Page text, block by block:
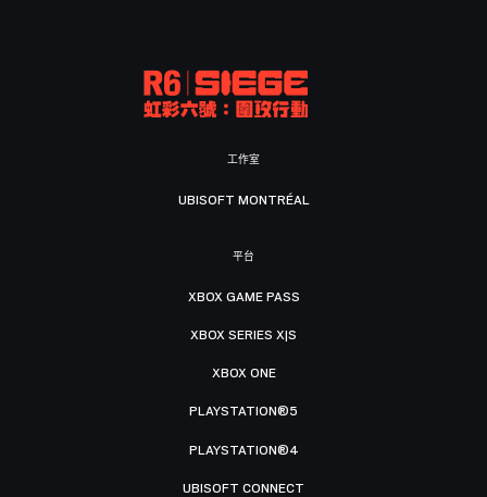
工作室
UBISOFT MONTRÉAL
平台
XBOX GAME PASS
XBOX SERIES X|S
XBOX ONE
PLAYSTATION®5
PLAYSTATION®4
UBISOFT CONNECT